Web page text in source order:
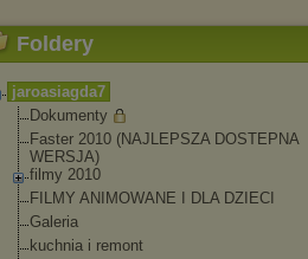
Foldery
jaroasiagda7
Dokumenty
Faster 2010 (NAJLEPSZA DOSTEPNA
WERSJA)
filmy 2010
FILMY ANIMOWANE I DLA DZIECI
Galeria
kuchnia i remont